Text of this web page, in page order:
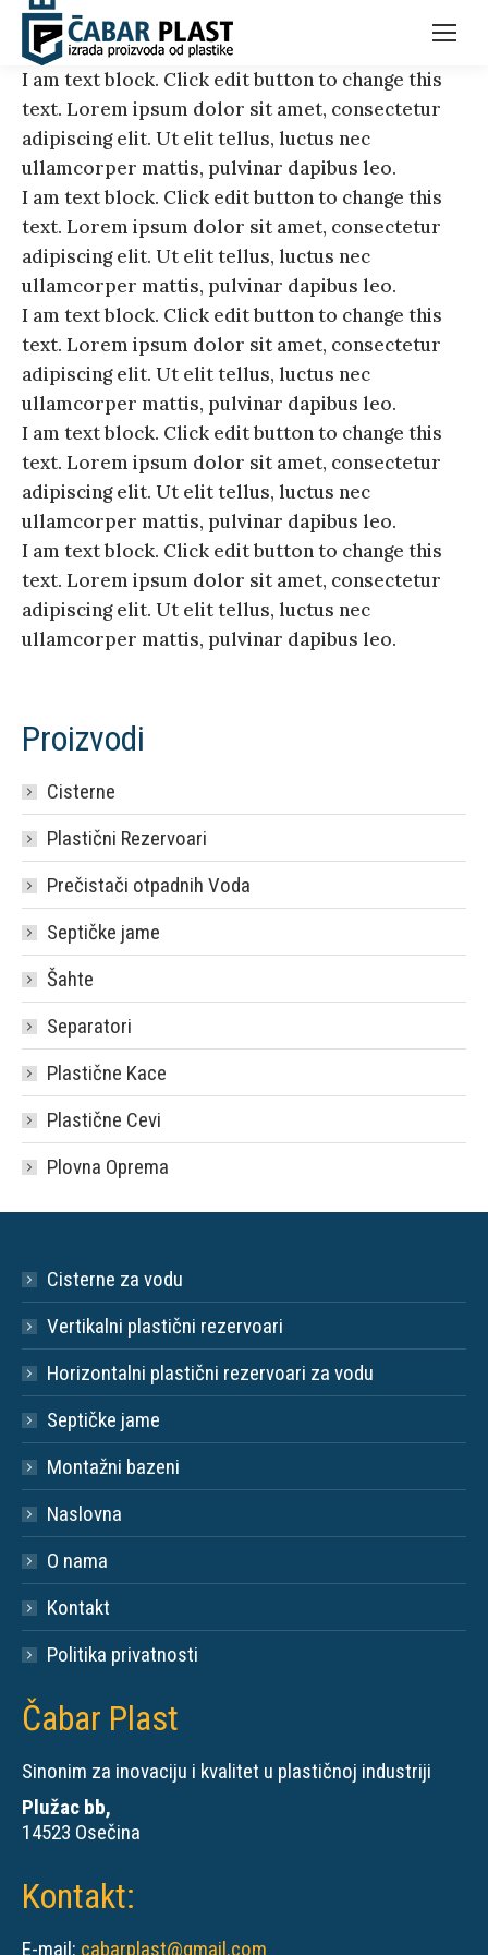
I am text block. Click edit button to change this
text. Lorem ipsum dolor sit amet, consectetur
adipiscing elit. Ut elit tellus, luctus nec
ullamcorper mattis, pulvinar dapibus leo.
I am text block. Click edit button to change this
text. Lorem ipsum dolor sit amet, consectetur
adipiscing elit. Ut elit tellus, luctus nec
ullamcorper mattis, pulvinar dapibus leo.
I am text block. Click edit button to change this
text. Lorem ipsum dolor sit amet, consectetur
adipiscing elit. Ut elit tellus, luctus nec
ullamcorper mattis, pulvinar dapibus leo.
I am text block. Click edit button to change this
text. Lorem ipsum dolor sit amet, consectetur
adipiscing elit. Ut elit tellus, luctus nec
ullamcorper mattis, pulvinar dapibus leo.
I am text block. Click edit button to change this
text. Lorem ipsum dolor sit amet, consectetur
adipiscing elit. Ut elit tellus, luctus nec
ullamcorper mattis, pulvinar dapibus leo.
Proizvodi
Cisterne
Plastični Rezervoari
Prečistači otpadnih Voda
Septičke jame
Šahte
Separatori
Plastične Kace
Plastične Cevi
Plovna Oprema
Cisterne za vodu
Vertikalni plastični rezervoari
Horizontalni plastični rezervoari za vodu
Septičke jame
Montažni bazeni
Naslovna
O nama
Kontakt
Politika privatnosti
Čabar Plast
Sinonim za inovaciju i kvalitet u plastičnoj industriji
Plužac bb,
14523 Osečina
Kontakt:
E-mail: cabarplast@gmail.com